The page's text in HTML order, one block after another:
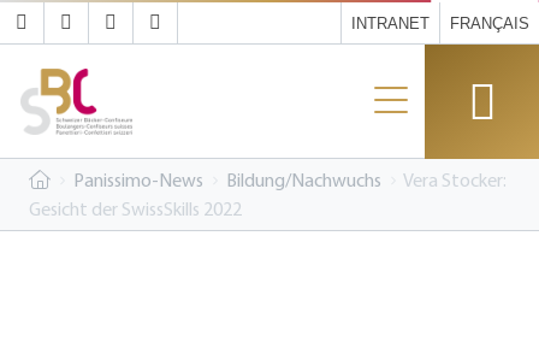
INTRANET FRANÇAIS
Panissimo-News Bildung/Nachwuchs
Vera Stocker:
Gesicht der SwissSkills 2022